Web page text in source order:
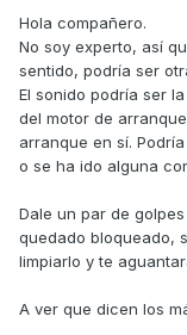
Hola compañero.
No soy experto, así
sentido, podría ser
El sonido podría ser
del motor de
arranque en sí.
o se ha ido alguna
Dale un par de
quedado bloqueado,
limpiarlo y te
A ver que dicen los